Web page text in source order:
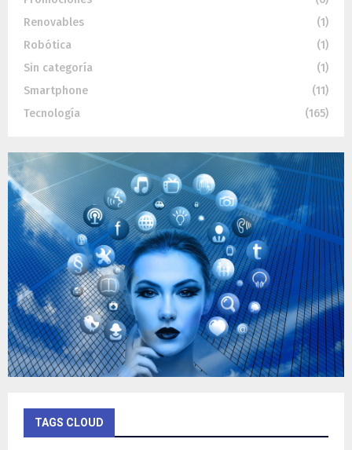
Renovables
(1)
Robótica
(1)
Sin categoría
(1)
Smartphone
(11)
Tecnología
(165)
TAGS CLOUD